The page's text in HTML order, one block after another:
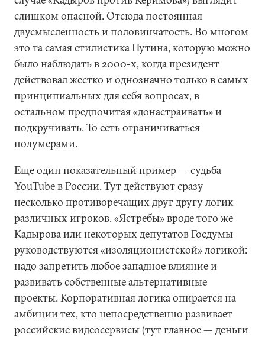
слишком опасной. Отсюда постоянная
двусмысленность и половинчатость. Во многом
это та самая стилистика Путина, которую можно
было наблюдать в 2000-х, когда президент
действовал жестко и однозначно только в самых
принципиальных для себя вопросах, в
остальном предпочитая «донастраивать» и
подкручивать. То есть ограничиваться
полумерами.
Еще один показательный пример — судьба
YouTube в России. Тут действуют сразу
несколько противоречащих друг другу логик
различных игроков. «Ястребы» вроде того же
Кадырова или некоторых депутатов Госдумы
руководствуются «изоляционистской» логикой:
надо запретить любое западное влияние и
развивать собственные альтернативные
проекты. Корпоративная логика опирается на
амбиции тех, кто непосредственно развивает
российские видеосервисы (тут главное — деньги